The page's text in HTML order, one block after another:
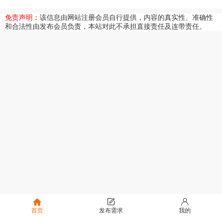
免责声明： 该信息由网站注册会员自行提供，内容的真实性、准确性
和合法性由发布会员负责，本站对此不承担直接责任及连带责任。
首页 发布需求 我的